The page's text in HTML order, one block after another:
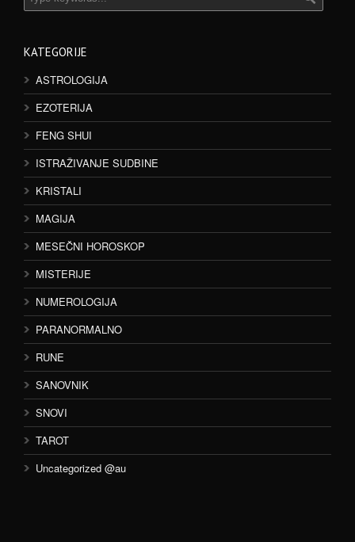
KATEGORIJE
ASTROLOGIJA
EZOTERIJA
FENG SHUI
ISTRAŽIVANJE SUDBINE
KRISTALI
MAGIJA
MESEČNI HOROSKOP
MISTERIJE
NUMEROLOGIJA
PARANORMALNO
RUNE
SANOVNIK
SNOVI
TAROT
Uncategorized @au